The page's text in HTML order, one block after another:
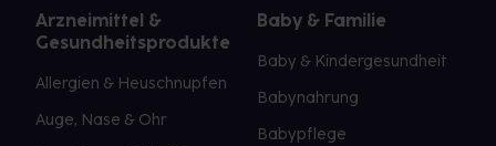
Arzneimittel &
Gesundheitsprodukte
Allergien & Heuschnupfen
Auge, Nase & Ohr
Baby & Familie
Baby & Kindergesundheit
Babynahrung
Babypflege